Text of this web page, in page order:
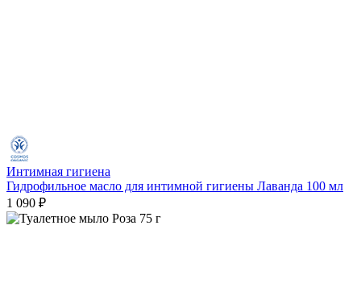
Интимная гигиена
Гидрофильное масло для интимной гигиены Лаванда 100 мл
1 090 ₽